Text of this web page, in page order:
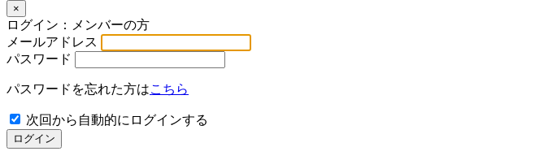
×
ログイン：メンバーの方
メールアドレス
パスワード
パスワードを忘れた方はこちら
次回から自動的にログインする